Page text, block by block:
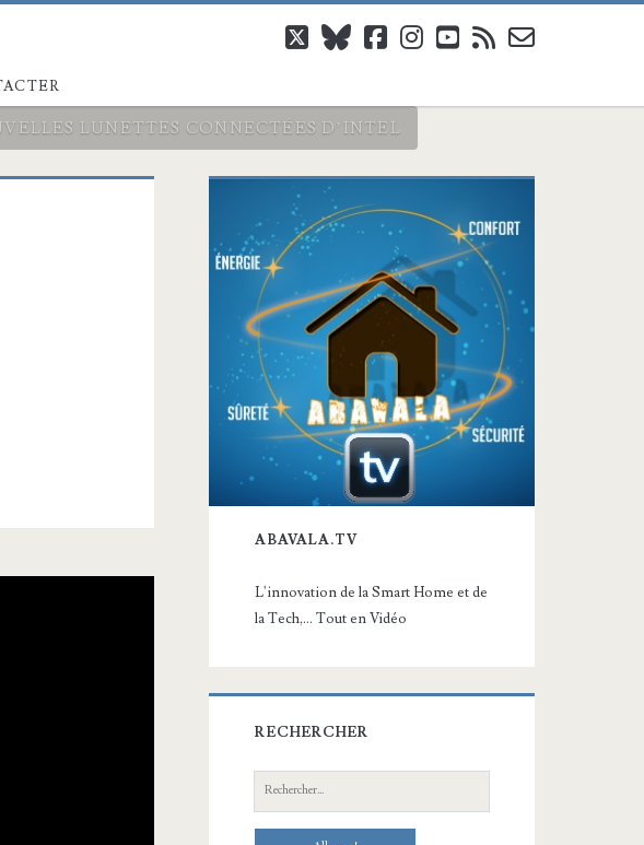
twitterblueskyfacebook
instagram
youtube
rss email-
LUNETTES CONNECTÉES D’INTEL
Barre
latérale
principale
ABAVALA.TV
L'innovation de la Smart Home et de
la Tech,... Tout en Vidéo
RECHERCHER
Recherche: